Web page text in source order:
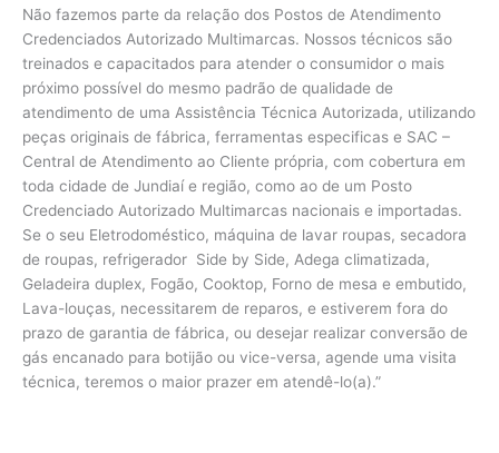
Não fazemos parte da relação dos Postos de Atendimento
Credenciados Autorizado Multimarcas. Nossos técnicos são
treinados e capacitados para atender o consumidor o mais
próximo possível do mesmo padrão de qualidade de
atendimento de uma Assistência Técnica Autorizada, utilizando
peças originais de fábrica, ferramentas especificas e SAC –
Central de Atendimento ao Cliente própria, com cobertura em
toda cidade de Jundiaí e região, como ao de um Posto
Credenciado Autorizado Multimarcas nacionais e importadas.
Se o seu Eletrodoméstico, máquina de lavar roupas, secadora
de roupas, refrigerador Side by Side, Adega climatizada,
Geladeira duplex, Fogão, Cooktop, Forno de mesa e embutido,
Lava-louças, necessitarem de reparos, e estiverem fora do
prazo de garantia de fábrica, ou desejar realizar conversão de
gás encanado para botijão ou vice-versa, agende uma visita
técnica, teremos o maior prazer em atendê-lo(a).”